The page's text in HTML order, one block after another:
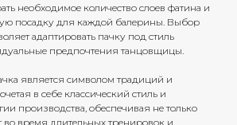
необходимое количество слоев фатина и
посадку для каждой балерины. Выбор
адаптировать пачку под стиль
предпочтения танцовщицы.
является символом традиций и
в себе классический стиль и
производства, обеспечивая не только
во время длительных тренировок и